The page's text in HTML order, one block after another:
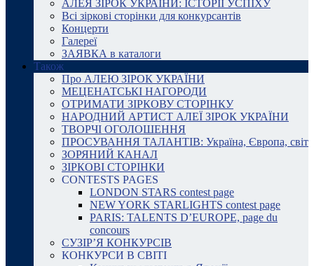
АЛЕЯ ЗІРОК УКРАЇНИ: ІСТОРІЇ УСПІХУ
Всі зіркові сторінки для конкурсантів
Концерти
Галереї
ЗАЯВКА в каталоги
Також
Про АЛЕЮ ЗІРОК УКРАЇНИ
МЕЦЕНАТСЬКІ НАГОРОДИ
ОТРИМАТИ ЗІРКОВУ СТОРІНКУ
НАРОДНИЙ АРТИСТ АЛЕЇ ЗІРОК УКРАЇНИ
ТВОРЧІ ОГОЛОШЕННЯ
ПРОСУВАННЯ ТАЛАНТІВ: Україна, Європа, світ
ЗОРЯНИЙ КАНАЛ
ЗІРКОВІ СТОРІНКИ
CONTESTS PAGES
LONDON STARS contest page
NEW YORK STARLIGHTS contest page
PARIS: TALENTS D’EUROPE, page du
concours
СУЗІР’Я КОНКУРСІВ
КОНКУРСИ В СВІТІ